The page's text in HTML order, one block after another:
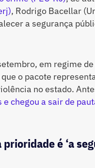
, Rodrigo Bacellar
a segurança
em regime
o pacote
no estado.
chegou a sair de
é ‘a